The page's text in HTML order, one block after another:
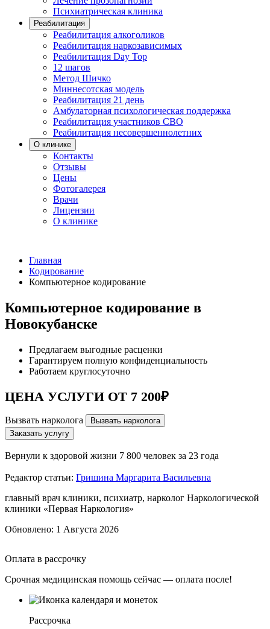
Психиатрическая клиника
Реабилитация
Реабилитация алкоголиков
Реабилитация наркозависимых
Реабилитация Day Top
12 шагов
Метод Шичко
Миннесотская модель
Реабилитация 21 день
Амбулаторная психологическая поддержка
Реабилитация участников СВО
Реабилитация несовершеннолетних
О клинике
Контакты
Отзывы
Цены
Фотогалерея
Врачи
Лицензии
О клинике
Главная
Кодирование
Компьютерное кодирование
Компьютерное кодирование в
Новокубанске
Предлагаем выгодные расценки
Гарантируем полную конфиденциальность
Работаем круглосуточно
ЦЕНА УСЛУГИ ОТ 7 200₽
Вызвать нарколога
Вызвать нарколога
Заказать услугу
Вернули к здоровой жизни 7 800 человек за 23 года
Редактор статьи: Гришина Маргарита Васильевна
главный врач клиники, психиатр, нарколог Наркологической
клиники «Первая Наркология»
Обновлено: 1 Августа 2026
Оплата в рассрочку
Срочная медицинская помощь сейчас — оплата после!
Рассрочка